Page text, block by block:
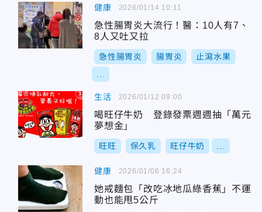
健康
急性腸胃炎大流行！醫：10人有7、
8人又吐又拉
急性腸胃炎 腸胃炎 止瀉水果
2026/01/14 10:11
生活
喝旺仔牛奶 登錄發票週週抽「萬元
夢想金」
旺旺 保久乳 旺仔牛奶
2026/01/12 09:00
健康
她戒麵包「改吃冰地瓜綠香蕉」不運
動也能甩5公斤
2026/01/06 16:24